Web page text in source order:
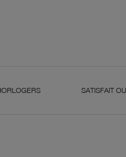
SATISFAIT OU REMBOURSÉ